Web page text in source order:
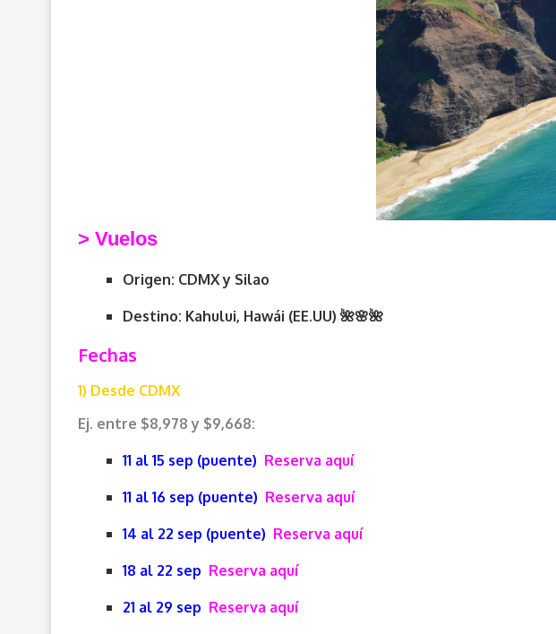
> Vuelos
Origen: CDMX y Silao
Destino: Kahului, Hawái (EE.UU) 🌺🌸🌺
Fechas
1) Desde CDMX
Ej. entre $8,978 y $9,668:
11 al 15 sep (puente) Reserva aquí
11 al 16 sep (puente) Reserva aquí
14 al 22 sep (puente) Reserva aquí
18 al 22 sep Reserva aquí
21 al 29 sep Reserva aquí